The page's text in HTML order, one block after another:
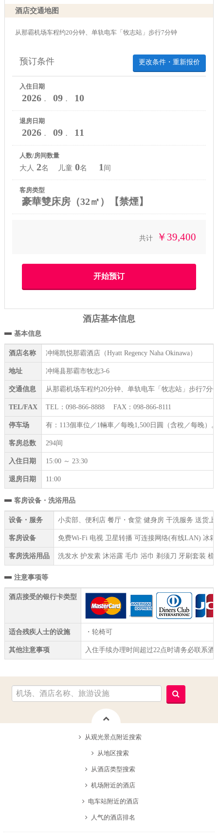
酒店交通地图
从那霸机场车程约20分钟、单轨电车「牧志站」步行7分钟
更改条件・重新报价
预订条件
入住日期
2026． 09． 10
退房日期
2026． 09． 11
人数/房间数量
大人 2名 儿童 0名 1 间
客房类型
豪華雙床房（32㎡）【禁煙】
共计 ￥39,400
酒店基本信息
基本信息
酒店名称 冲绳凯悦那霸酒店（Hyatt Regency Naha Okinawa）
地址 冲绳县那霸市牧志3-6
交通信息 从那霸机场车程约20分钟、单轨电车「牧志站」步行7分
TEL/FAX TEL：098-866-8888 FAX：098-866-8111
停车场 有：113個車位／1輛車／每晚1,500日圓（含稅／每晚
客房总数 294间
入住日期 15:00 ～ 23:30
退房日期 11:00
客房设备・洗浴用品
设备・服务 小卖部、便利店 餐厅・食堂 健身房 干洗服务 送货
客房设备 免费Wi-Fi 电视 卫星转播 可连接网络(有线LAN) 冰
客房洗浴用品 洗发水 护发素 沐浴露 毛巾 浴巾 剃须刀 牙刷套装 梳
注意事项等
酒店接受的银行卡类型
适合残疾人士的设施 ・轮椅可
其他注意事项 入住手续办理时间超过22点时请务必联系酒
从观光景点附近搜索
从地区搜索
从酒店类型搜索
机场附近的酒店
电车站附近的酒店
人气的酒店排名